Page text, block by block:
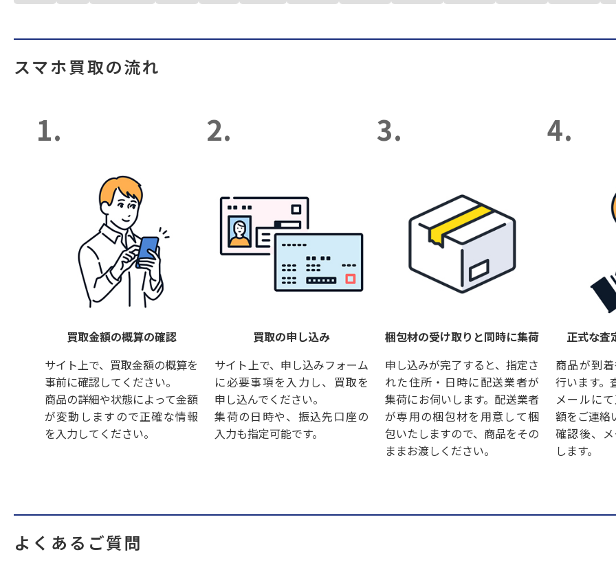
スマホ買取の流れ
1.
買取金額の概算の確認
サイト上で、買取金額の概算を
事前に確認してください。
商品の詳細や状態によって金額
が変動しますので正確な情報
を入力してください。
2.
買取の申し込み
サイト上で、申し込みフォーム
に必要事項を入力し、買取を
申し込んでください。
集荷の日時や、振込先口座の
入力も指定可能です。
3.
梱包材の受け取りと同時に集荷
申し込みが完了すると、指定さ
れた住所・日時に配送業者が
集荷にお伺いします。配送業者
が専用の梱包材を用意して梱
包いたしますので、商品をその
ままお渡しください。
4.
正式な査
商品が到
行います。
メールに
額をご連絡
確認後、
します。
よくあるご質問